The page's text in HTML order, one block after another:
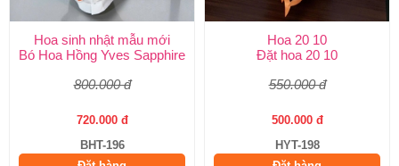
Hoa sinh nhật mẫu mới
Bó Hoa Hồng Yves Sapphire
800.000 đ
720.000 đ
BHT-196
Hoa 20 10
Đặt hoa 20 10
550.000 đ
500.000 đ
HYT-198